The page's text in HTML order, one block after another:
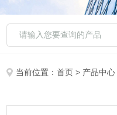
当前位置：首页 > 产品中心